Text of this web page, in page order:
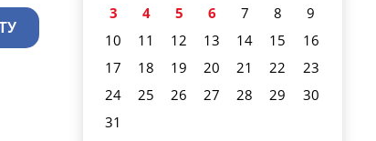
3
4 5 6 7 8
9
10
11 12 13 14 15
16
17
18 19 20 21 22
23
24
25 26 27 28 29
30
31